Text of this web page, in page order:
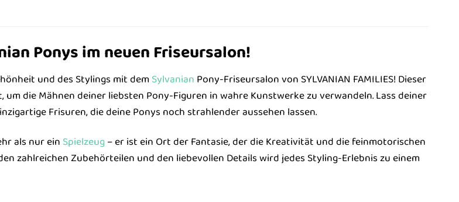
Ponys im neuen Friseursalon!
und des Stylings mit dem Sylvanian Pony-Friseursalon von SYLVANIAN FAMILIES! Dieser
die Mähnen deiner liebsten Pony-Figuren in wahre Kunstwerke zu verwandeln. Lass deiner
Frisuren, die deine Ponys noch strahlender aussehen lassen.
als nur ein Spielzeug– er ist ein Ort der Fantasie, der die Kreativität und die feinmotorischen
zahlreichen Zubehörteilen und den liebevollen Details wird jedes Styling-Erlebnis zu einem